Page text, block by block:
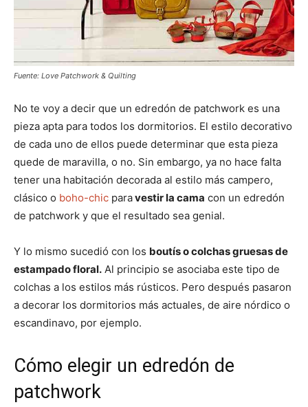
Fuente: Love Patchwork & Quilting
No te voy a decir que un edredón de patchwork es una
pieza apta para todos los dormitorios. El estilo decorativo
de cada uno de ellos puede determinar que esta pieza
quede de maravilla, o no. Sin embargo, ya no hace falta
tener una habitación decorada al estilo más campero,
clásico o boho-chic paravestir la cama con un edredón
de patchwork y que el resultado sea genial.
Y lo mismo sucedió con los boutís o colchas gruesas de
estampado floral. Al principio se asociaba este tipo de
colchas a los estilos más rústicos. Pero después pasaron
a decorar los dormitorios más actuales, de aire nórdico o
escandinavo, por ejemplo.
Cómo elegir un edredón de
patchwork